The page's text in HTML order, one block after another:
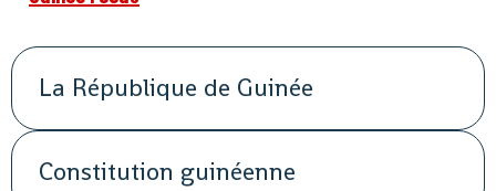
La République de Guinée
Constitution guinéenne